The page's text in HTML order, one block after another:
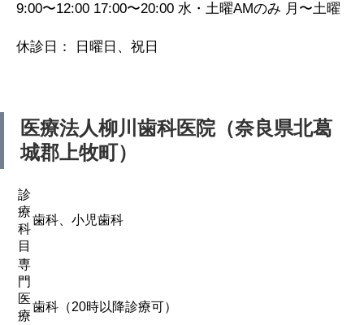
9:00〜12:00 17:00〜20:00 水・土曜AMのみ 月〜土曜
休診日： 日曜日、祝日
医療法人柳川歯科医院（奈良県北葛
城郡上牧町）
診
療
科
目
歯科、小児歯科
専
門
医
療
歯科（20時以降診療可）